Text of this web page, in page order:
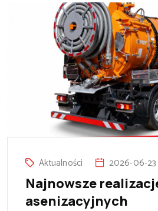
Aktualności 2026-06-23
Najnowsze
asenizacyjnych